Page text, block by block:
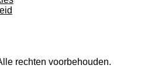
rechten voorbehouden.